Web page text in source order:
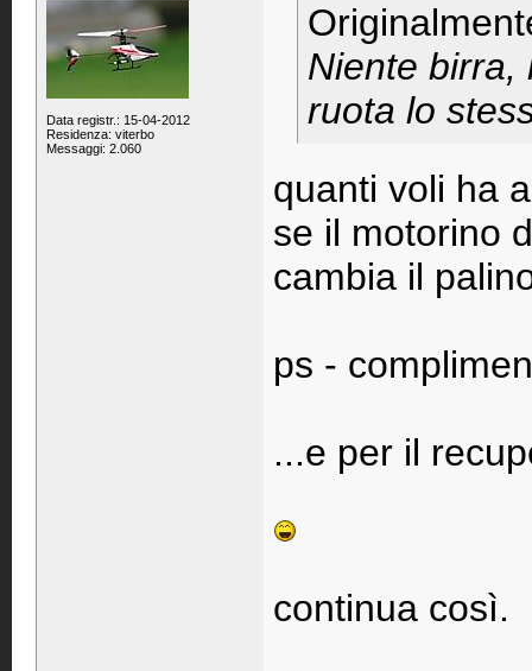
Data registr.: 15-04-2012
Residenza: viterbo
Messaggi: 2.060
Niente birra,
ruota lo
quanti voli ha
se il motorino
cambia il
ps -
...e per il
continua così.